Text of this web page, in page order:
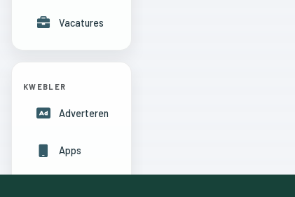
Vacatures
KWEBLER
Adverteren
Apps